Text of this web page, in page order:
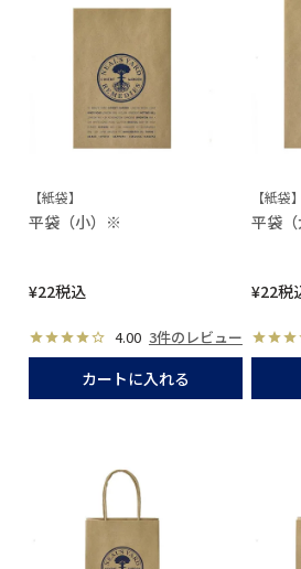
【紙袋】
平袋（小）※
¥22税込
4.00 3件のレビュー
カートに入れる
【紙袋】
平袋
¥22税